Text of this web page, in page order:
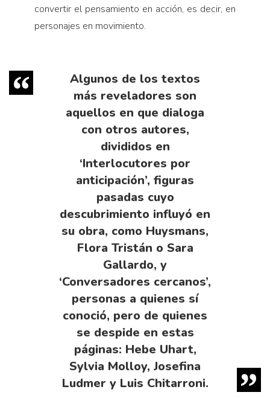
convertir el pensamiento en acción, es decir, en
personajes en movimiento.
Algunos de los textos
más reveladores son
aquellos en que dialoga
con otros autores,
divididos en
‘Interlocutores por
anticipación’, figuras
pasadas cuyo
descubrimiento influyó en
su obra, como Huysmans,
Flora Tristán o Sara
Gallardo, y
‘Conversadores cercanos’,
personas a quienes sí
conoció, pero de quienes
se despide en estas
páginas: Hebe Uhart,
Sylvia Molloy, Josefina
Ludmer y Luis Chitarroni.